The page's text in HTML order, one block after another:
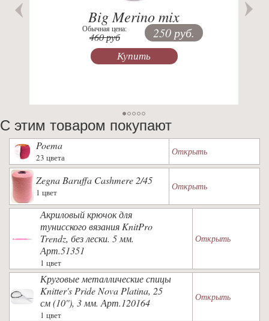
Big Merino mix
Обычная цена:
460 руб 250 руб.
Купить
С этим товаром покупают
Poema
23 цвета
Открыть
Zegna Baruffa Cashmere 2/45
1 цвет
Открыть
Акриловый крючок для
тунисского вязания KnitPro
Trendz, без лески. 5 мм.
Арт.51351
1 цвет
Открыть
Круговые металлические спицы
Knitter's Pride Nova Platina, 25
см (10''), 3 мм. Арт.120164
1 цвет
Открыть